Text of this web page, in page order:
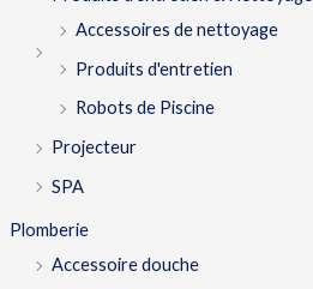
Accessoires de nettoyage
Produits d'entretien
Robots de Piscine
Projecteur
SPA
Plomberie
Accessoire douche